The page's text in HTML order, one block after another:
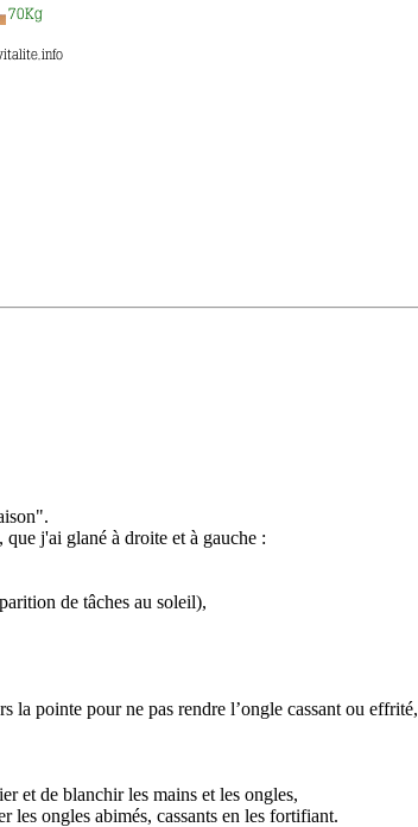
j'ai glané à droite et à gauche :
de tâches au soleil),
la pointe pour ne pas rendre l’ongle cassant ou effrité,
et de blanchir les mains et les ongles,
les ongles abimés, cassants en les fortifiant.